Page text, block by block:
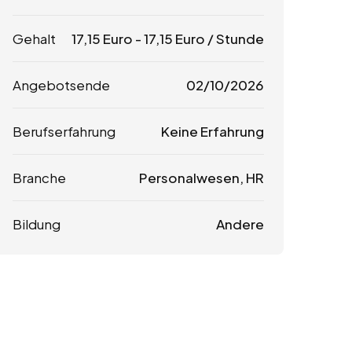
Gehalt 17,15 Euro -17,15 Euro / Stunde
Angebotsende 02/10/2026
Berufserfahrung Keine Erfahrung
Branche Personalwesen, HR
Bildung Andere